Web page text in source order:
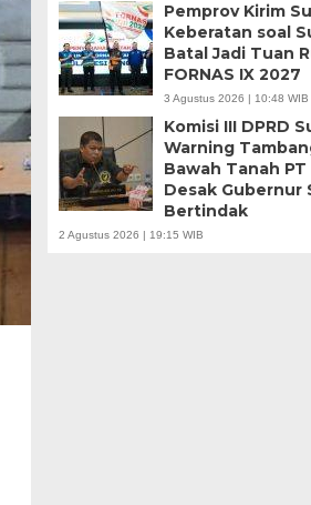
Pemprov Kirim
Keberatan soal
Batal Jadi Tuan
FORNAS IX 2027
3 Agustus 2026 | 10:48 WIB
Komisi III DPRD
Warning
Bawah Tanah PT
Desak Gubernur
Bertindak
2 Agustus 2026 | 19:15 WIB